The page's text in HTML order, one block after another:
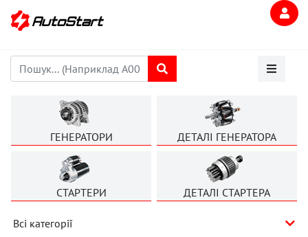
ГЕНЕРАТОРИ ДЕТАЛІ ГЕНЕРАТОРА
СТАРТЕРИ ДЕТАЛІ СТАРТЕРА
Всі категорії